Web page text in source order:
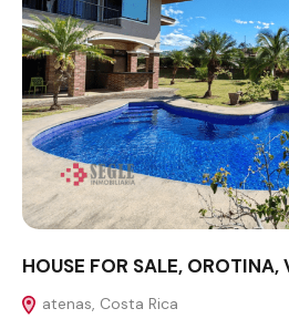
HOUSE FOR SALE,
atenas, Costa Rica